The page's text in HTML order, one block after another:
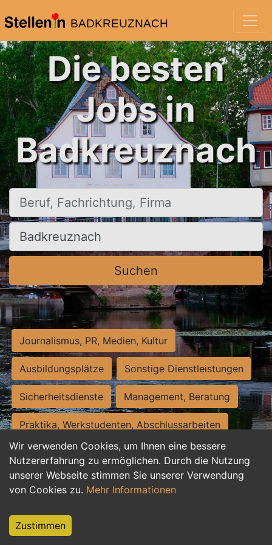
BADKREUZNACH
Wir verwenden Cookies, um Ihnen eine bessere
Nutzererfahrung zu ermöglichen. Durch die Nutzung
unserer Webseite stimmen Sie unserer Verwendung
von Cookies zu. Mehr Informationen
Zustimmen
Die besten
Jobs in
Badkreuznach
Beruf, Fachrichtung, Firma
Ort, Stadt
Suchen
Journalismus, PR, Medien, Kultur
Ausbildungsplätze Sonstige Dienstleistungen
Sicherheitsdienste Management, Beratung
Praktika, Werkstudenten, Abschlussarbeiten
Personalwesen Assistenz, Sekretariat
Hilfskräfte, Aushilfs- und Nebenjobs
Weiterbildung, Studium, duale Ausbildung